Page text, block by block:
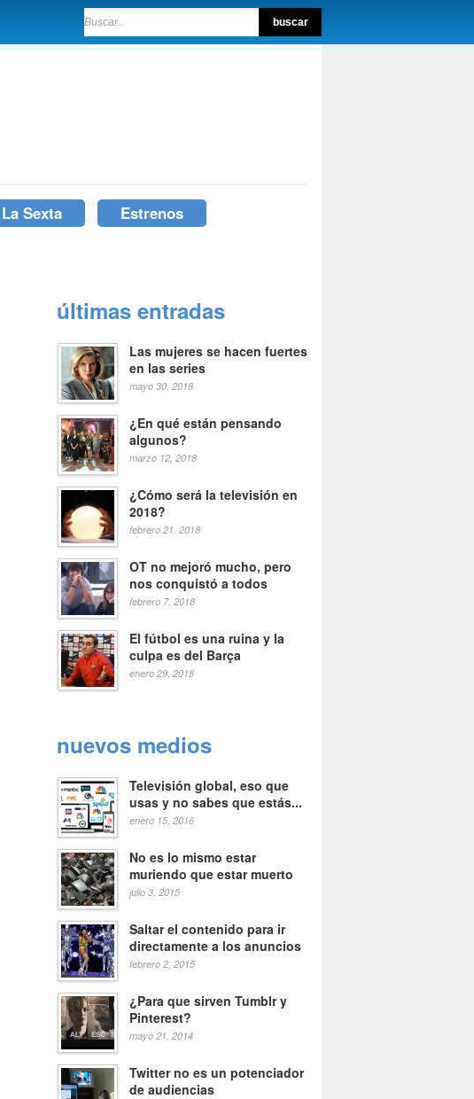
La Sexta Estrenos
últimas entradas
Las mujeres se hacen fuertes
en las series
mayo 30, 2018
¿En qué están pensando
algunos?
marzo 12, 2018
¿Cómo será la televisión en
2018?
febrero 21, 2018
OT no mejoró mucho, pero
nos conquistó a todos
febrero 7, 2018
El fútbol es una ruina y la
culpa es del Barça
enero 29, 2018
nuevos medios
Televisión global, eso que
usas y no sabes que estás...
enero 15, 2016
No es lo mismo estar
muriendo que estar muerto
julio 3, 2015
Saltar el contenido para ir
directamente a los anuncios
febrero 2, 2015
¿Para que sirven Tumblr y
Pinterest?
mayo 21, 2014
Twitter no es un potenciador
de audiencias